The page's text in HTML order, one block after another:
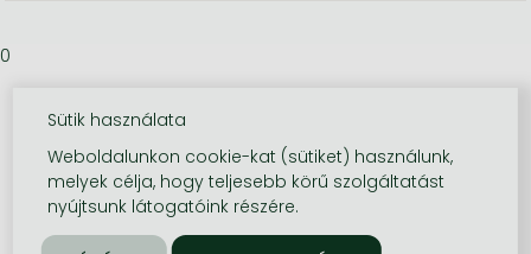
0
Sütik használata
Weboldalunkon cookie-kat (sütiket) használunk,
melyek célja, hogy teljesebb körű szolgáltatást
nyújtsunk látogatóink részére.